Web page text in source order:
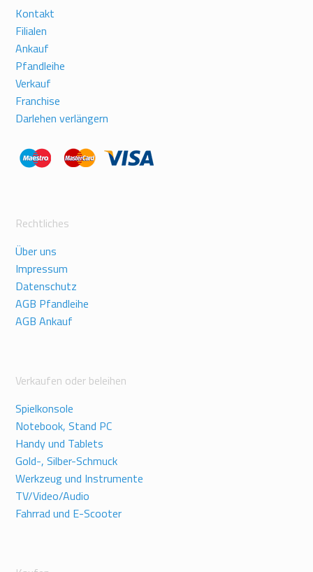
Kontakt
Filialen
Ankauf
Pfandleihe
Verkauf
Franchise
Darlehen verlängern
Rechtliches
Über uns
Impressum
Datenschutz
AGB Pfandleihe
AGB Ankauf
Verkaufen oder beleihen
Spielkonsole
Notebook, Stand PC
Handy und Tablets
Gold-, Silber-Schmuck
Werkzeug und Instrumente
TV/Video/Audio
Fahrrad und E-Scooter